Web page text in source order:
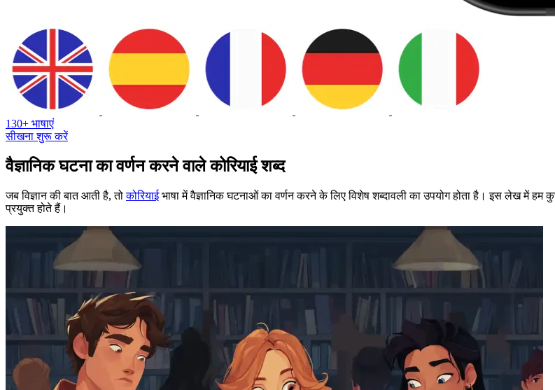
130+ भाषाएं
सीखना शुरू करें
वैज्ञानिक घटना का वर्णन करने वाले कोरियाई शब्द
जब विज्ञान की बात आती है, तोकोरियाईभाषा में वैज्ञानिक घटनाओं का वर्णन करने के लिए विशेष शब्दावली का उपयोग होता है। इस लेख में हम
प्रयुक्त होते हैं।